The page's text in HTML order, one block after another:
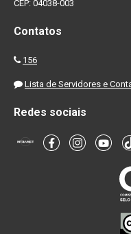
CEP: 04038-003
Contatos
156
Lista de Servidores e
Redes sociais